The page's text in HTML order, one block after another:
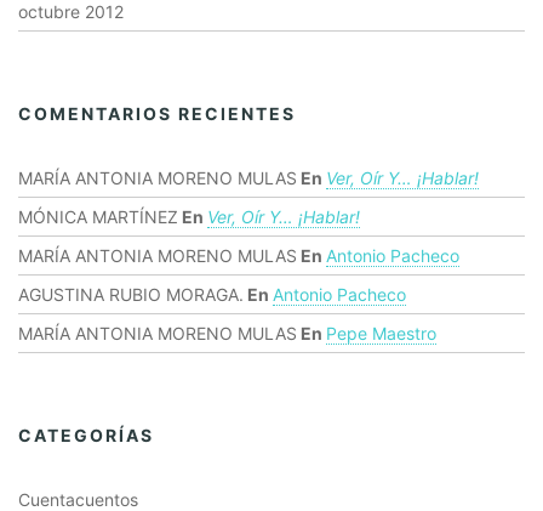
octubre 2012
COMENTARIOS RECIENTES
MARÍA ANTONIA MORENO MULAS En Ver, Oír Y… ¡hablar!
MÓNICA MARTÍNEZ En Ver, Oír Y… ¡hablar!
MARÍA ANTONIA MORENO MULAS En Antonio Pacheco
AGUSTINA RUBIO MORAGA. En Antonio Pacheco
MARÍA ANTONIA MORENO MULAS En Pepe Maestro
CATEGORÍAS
Cuentacuentos